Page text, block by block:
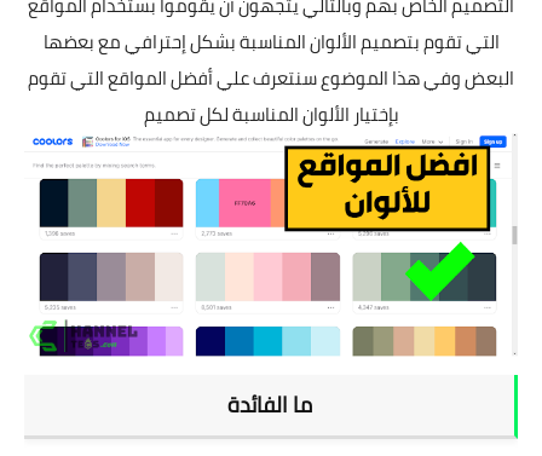
التي تقوم بتصميم الألوان المناسبة بشكل إحترافي مع بعضها
البعض وفي هذا الموضوع سنتعرف علي أفضل المواقع التي تقوم
بإختيار الألوان المناسبة لكل تصميم
ما الفائدة